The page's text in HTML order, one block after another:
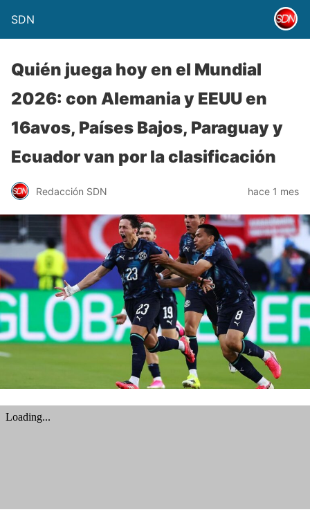
SDN
Quién juega hoy en el Mundial
2026: con Alemania y EEUU en
16avos, Países Bajos, Paraguay y
Ecuador van por la clasificación
Redacción SDN hace 1 mes